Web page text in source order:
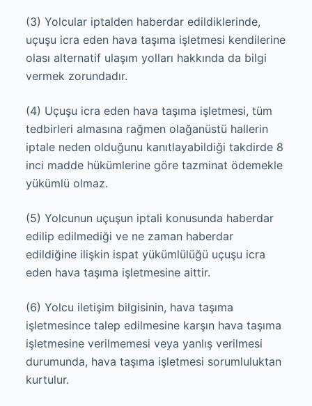
(3) Yolcular iptalden haberdar edildiklerinde,
uçuşu icra eden hava taşıma işletmesi kendilerine
olası alternatif ulaşım yolları hakkında da bilgi
vermek zorundadır.
(4) Uçuşu icra eden hava taşıma işletmesi, tüm
tedbirleri almasına rağmen olağanüstü hallerin
iptale neden olduğunu kanıtlayabildiği takdirde 8
inci madde hükümlerine göre tazminat ödemekle
yükümlü olmaz.
(5) Yolcunun uçuşun iptali konusunda haberdar
edilip edilmediği ve ne zaman haberdar
edildiğine ilişkin ispat yükümlülüğü uçuşu icra
eden hava taşıma işletmesine aittir.
(6) Yolcu iletişim bilgisinin, hava taşıma
işletmesince talep edilmesine karşın hava taşıma
işletmesine verilmemesi veya yanlış verilmesi
durumunda, hava taşıma işletmesi sorumluluktan
kurtulur.